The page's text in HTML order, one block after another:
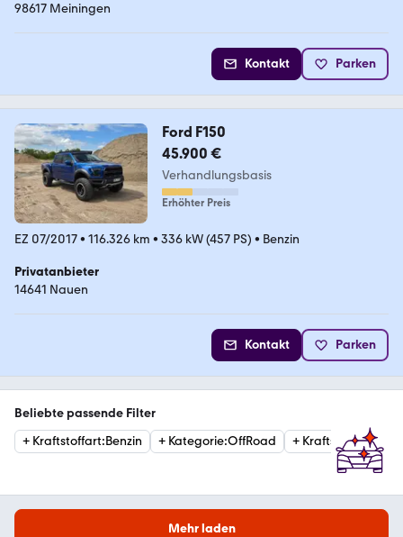
98617 Meiningen
Kontakt Parken
Ford F150
45.900 €
Verhandlungsbasis
Erhöhter Preis
EZ 07/2017• 116.326 km • 336 kW (457 PS) • Benzin
Privatanbieter
14641 Nauen
Kontakt Parken
Beliebte passende Filter
+ Kraftstoffart:Benzin + Kategorie:OffRoad + Kraftstoffart:
Mehr laden